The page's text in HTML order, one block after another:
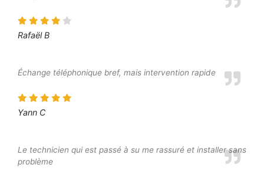
Rafaël B
Échange téléphonique bref, mais intervention rapide
Yann C
Le technicien qui est passé à su me rassuré et installer sans
problème